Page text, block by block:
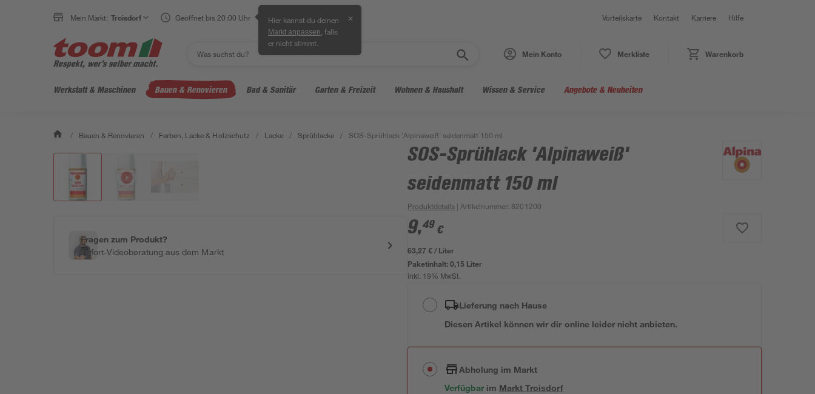
Mein Markt: Troisdorf Geöffnet bis 20:00 Uhr Hier kannst du deinen
Markt anpassen , falls
er nicht stimmt.
✕ Vorteilskarte Kontakt Karriere Hilfe
Mein Konto Merkliste Warenkorb
Werkstatt & Maschinen Bauen & Renovieren Bad & Sanitär Garten & Freizeit Wohnen & Haushalt Wissen & Service Angebote & Neuheiten
/ Bauen & Renovieren / Farben, Lacke & Holzschutz / Lacke / Sprühlacke / SOS-Sprühlack 'Alpinaweiß' seidenmatt 150 ml
Fragen zum Produkt?
Sofort-Videoberatung aus dem Markt
SOS-Sprühlack 'Alpinaweiß'
seidenmatt 150 ml
Produktdetails | Artikelnummer: 8201200
9,49 €
63,27 € / Liter
Paketinhalt:0,15 Liter
inkl. 19% MwSt.
Lieferung nach Hause
Diesen Artikel können wir dir online leider nicht anbieten.
Abholung im Markt
Verfügbar im MarktTroisdorf